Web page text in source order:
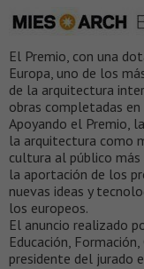
El Premio, con una
Europa, uno de los
de la arquitectura
obras completadas
Apoyando el Premio,
la arquitectura como
cultura al público
la aportación de los
nuevas ideas y
los europeos.
El anuncio realizado
Educación,
presidente del jurado